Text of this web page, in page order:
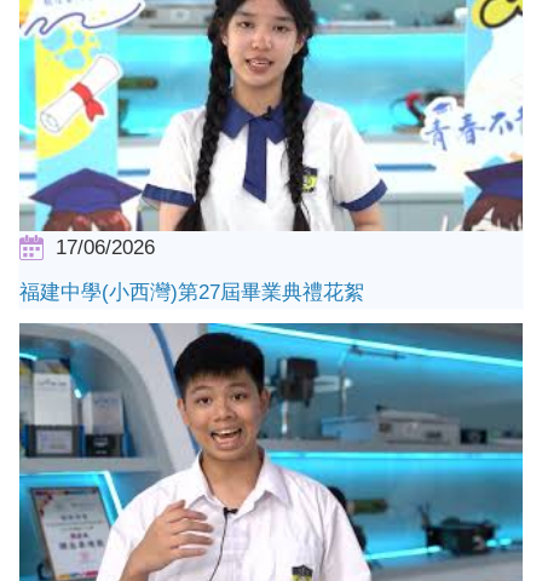
17/06/2026
福建中學(小西灣)第27屆畢業典禮花絮